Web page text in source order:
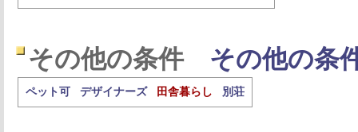
その他の条件 その他の条
ペット可 デザイナーズ 田舎暮らし 別荘